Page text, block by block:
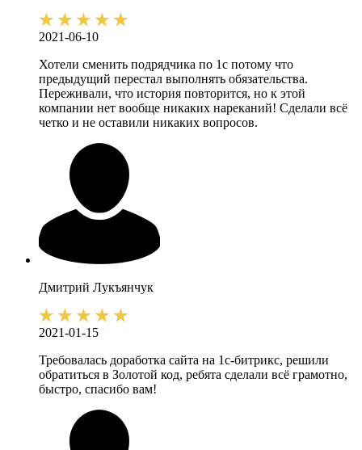
2021-06-10
Хотели сменить подрядчика по 1с потому что
предыдущий перестал выполнять обязательства.
Переживали, что история повторится, но к этой
компании нет вообще никаких нареканий! Сделали всё
четко и не оставили никаких вопросов.
Дмитрий Лукъянчук
2021-01-15
Требовалась доработка сайта на 1с-битрикс, решили
обратиться в Золотой код, ребята сделали всё грамотно,
быстро, спасибо вам!